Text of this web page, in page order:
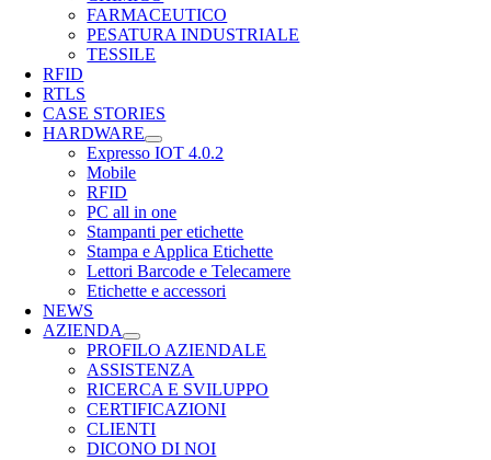
FARMACEUTICO
PESATURA INDUSTRIALE
TESSILE
RFID
RTLS
CASE STORIES
HARDWARE
Expresso IOT 4.0.2
Mobile
RFID
PC all in one
Stampanti per etichette
Stampa e Applica Etichette
Lettori Barcode e Telecamere
Etichette e accessori
NEWS
AZIENDA
PROFILO AZIENDALE
ASSISTENZA
RICERCA E SVILUPPO
CERTIFICAZIONI
CLIENTI
DICONO DI NOI